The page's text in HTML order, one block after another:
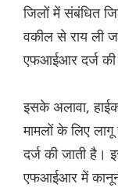
जिलों में संबंधित
वकील से राय ली
एफआईआर दर्ज की
इसके अलावा,
मामलों के लिए
दर्ज की जाती है।
एफआईआर में